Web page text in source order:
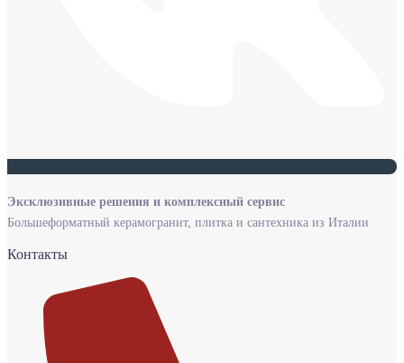
Эксклюзивные решения и комплексный сервис
Большеформатный керамогранит, плитка и сантехника из Италии
Контакты